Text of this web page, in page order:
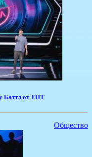
Баттл от ТНТ
Общество